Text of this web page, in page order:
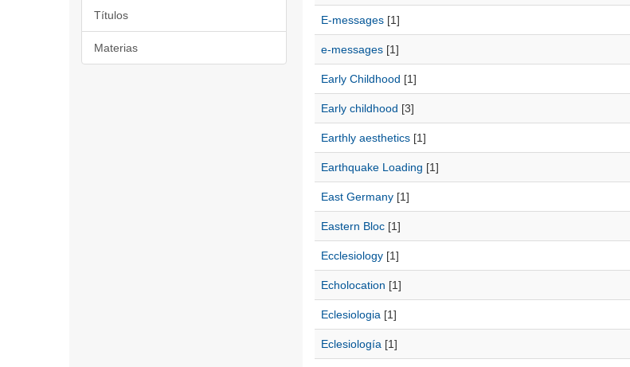
Títulos
Materias
E-messages[1]
e-messages[1]
Early Childhood [1]
Early childhood [3]
Earthly aesthetics[1]
Earthquake Loading [1]
East Germany[1]
Eastern Bloc[1]
Ecclesiology[1]
Echolocation [1]
Eclesiologia [1]
Eclesiología [1]